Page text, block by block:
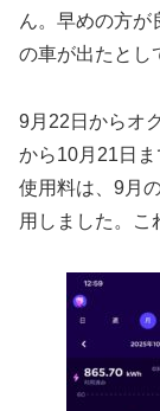
ん。早めの方が
の車が出たとし
9月22日からオ
から10月21日
使用料は、9月
用しました。こ